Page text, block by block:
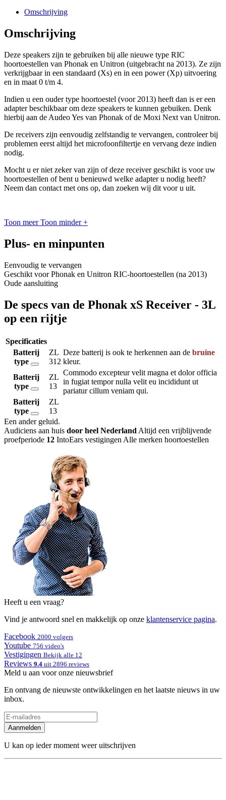
Omschrijving
Omschrijving
Deze speakers zijn te gebruiken bij alle nieuwe type RIC
hoortoestellen van Phonak en Unitron (uitgebracht na 2013). Ze zijn
verkrijgbaar in een standaard (Xs) en in een power (Xp) uitvoering
en in maat 0 t/m 4.
Indien u een ouder type hoortoestel (voor 2013) heeft dan is er een
adapter beschikbaar om deze speakers te kunnen gebuiken. Denk
hierbij aan de Audeo Yes van Phonak of de Moxi Next van Unitron.
De receivers zijn eenvoudig zelfstandig te vervangen, controleer bij
problemen eerst altijd het microfoonfiltertje en vervang deze indien
nodig.
Mocht u er niet zeker van zijn of deze receiver geschikt is voor uw
hoortoestellen of bent u benieuwd welke adapter u nodig heeft?
Neem dan contact met ons op, dan zoeken wij dit voor u uit.
Toon meer Toon minder +
Plus- en minpunten
Eenvoudig te vervangen
Geschikt voor Phonak en Unitron RIC-hoortoestellen (na 2013)
Oude aansluiting
De specs van de Phonak xS Receiver - 3L
op een rijtje
Specificaties
Batterij
type
ZL
312
Deze batterij is ook te herkennen aan de bruine
kleur.
Batterij
type
ZL
13
Commodo excepteur velit magna et dolor officia
in fugiat tempor nulla velit eu incididunt ut
pariatur cillum veniam qui.
Batterij
type
ZL
13
Een ander geluid.
Audiciens aan huis door heel Nederland Altijd een vrijblijvende
proefperiode 12 IntoEars vestigingen Alle merken hoortoestellen
Heeft u een vraag?
Vind je antwoord snel en makkelijk op onze klantenservice pagina.
Facebook 2000 volgers
Youtube 756 video's
Vestigingen Bekijk alle 12
Reviews 9.4 uit 2896 reviews
Meld u aan voor onze nieuwsbrief
En ontvang de nieuwste ontwikkelingen en het laatste nieuws in uw
inbox.
Aanmelden
U kan op ieder moment weer uitschrijven